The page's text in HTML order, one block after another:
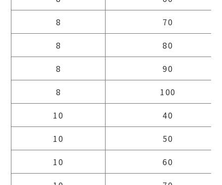
8
70
8
80
8
90
8
100
10
40
10
50
10
60